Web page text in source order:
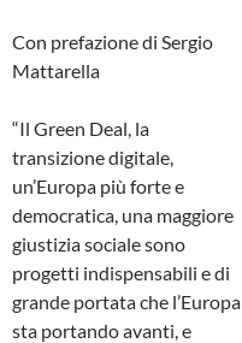
Con prefazione di Sergio
Mattarella
“Il Green Deal, la
transizione digitale,
un’Europa più forte e
democratica, una maggiore
giustizia sociale sono
progetti indispensabili e di
grande portata che l’Europa
sta portando avanti, e